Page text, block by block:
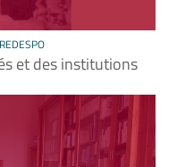
et des institutions